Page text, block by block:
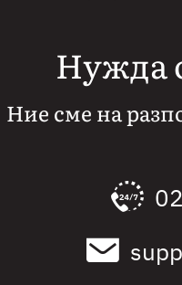
Нужда
Ние сме на